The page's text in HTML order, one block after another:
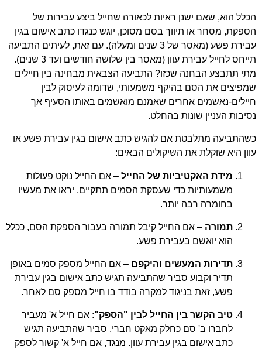
הכלל הוא, שאם ישנן ראיות לכאורה שחייל ביצע עבירות של
הספקת, מסחר או תיווך בסם מסוכן, יוגש כנגדו כתב אישום בגין
עבירת פשע (מאסר של 3 שנים ומעלה). עם זאת, לעיתים התביעה
תייחס לחייל עבירת עוון (מאסר בין שלושה חודשים ועד 3 שנים).
מתי תתבצע הבחנה שכזו? התביעה הצבאית מבחינה בין חיילים
שמפיצים את הסם בהיקף משמעותי, שדומה לעיסוק לבין
חיילים-נאשמים אחרים שאמנם מואשמים באותו הסעיף אך
נסיבות העניין שונות בהחלט.
כשהתביעה מתלבטת אם להגיש כתב אישום בגין עבירת פשע או
עוון היא שוקלת את השיקולים הבאים:
מידת האקטיביות של החייל – אם החייל נוקט פעולות
משמעותיות כדי שעסקת הסמים תתקיים, יראו את מעשיו
בחומרה רבה יותר.
תמורה – אם החייל קיבל תמורה בעבור הספקת הסם, ככלל
הוא יואשם בעבירת פשע.
תדירות המעשים והיקפם – אם החייל מספק סמים באופן
תדיר וקבוע סביר שהתביעה תגיש כתב אישום בגין עבירת
פשע, זאת בניגוד למקרה בודד בו חייל מספק סם לאחר.
טיב הקשר בין החייל לבין "הספק": אם חייל א' מעביר
לחברו ב' סם כחלק מאקט חברי, סביר שהתביעה תגיש
כתב אישום בגין עבירת עוון. מנגד, אם חייל א' קשור לספק